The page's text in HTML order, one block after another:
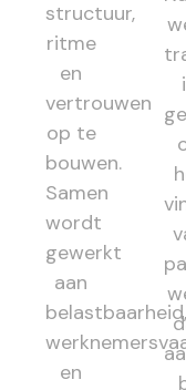
structuur,
ritme
en
vertrouwen
op te
bouwen.
Samen
wordt
gewerkt
aan
belastbaarheid,
en